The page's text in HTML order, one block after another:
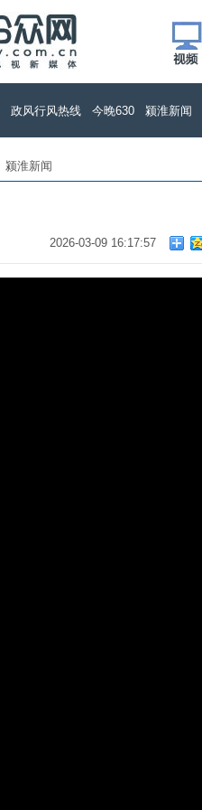
政风行风热线 今晚630 颍淮新闻
颍淮新闻
2026-03-09 16:17:57